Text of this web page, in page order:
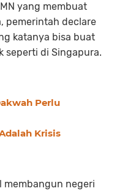
yang membuat
pemerintah declare
katanya bisa buat
seperti di Singapura.
Perlu
Krisis
membangun negeri